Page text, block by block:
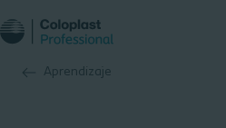
Aprendizaje